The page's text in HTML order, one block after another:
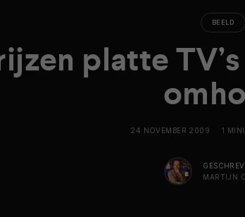
BEELD
platte
24 NOVEMBER 2009 1
MARTIJN